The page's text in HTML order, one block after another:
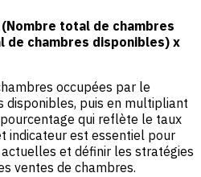
total de chambres
de chambres disponibles) x
occupées par le
disponibles, puis en multipliant
qui reflète le taux
indicateur est essentiel pour
et définir les stratégies
ventes de chambres.